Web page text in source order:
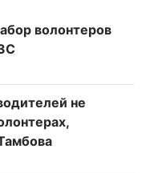
волонтеров
не